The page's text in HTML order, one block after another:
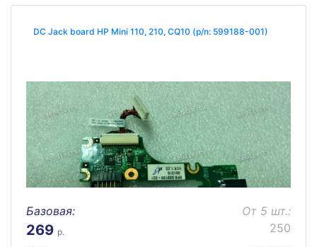
DC Jack board HP Mini 110, 210, CQ10 (p/n: 599188-001)
Базовая:
269 р.
От 5 шт.:
250